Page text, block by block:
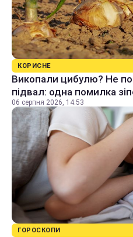
КОРИСНЕ
Викопали цибулю? Не
підвал: одна помилка
06 серпня 2026, 14:53
ГОРОСКОПИ